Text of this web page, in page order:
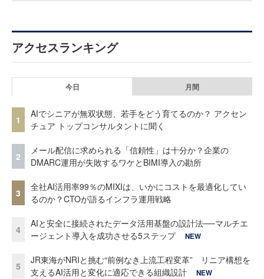
アクセスランキング
今日 月間
1
AIでシニアが無双状態、若手をどう育てるのか？ アクセン
チュア トップコンサルタントに聞く
2
メール配信に求められる「信頼性」は十分か？企業の
DMARC運用が失敗するワケとBIMI導入の勘所
3
全社AI活用率99％のMIXIは、いかにコストを最適化してい
るのか？CTOが語るインフラ運用戦略
4
AIと安全に接続されたデータ活用基盤の設計法──マルチエ
ージェント導入を成功させる5ステップ
NEW
5
JR東海がNRIと挑む“前例なき上流工程変革” リニア構想を
支えるAI活用と変化に適応できる組織設計
NEW